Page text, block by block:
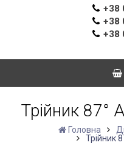
+38
+38
+38
Трійник 87°
Головна
Трійник